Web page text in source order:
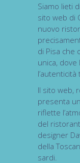
Siamo lieti
sito web di
nuovo
di Pisa che
unica,
l’autenticità
Il sito web,
presenta
riflette
del
designer
della
sardi.